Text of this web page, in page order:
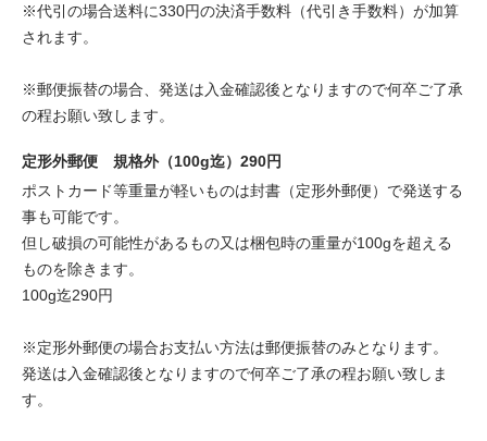
※代引の場合送料に330円の決済手数料（代引き手数料）が加算
されます。
※郵便振替の場合、発送は入金確認後となりますので何卒ご了承
の程お願い致します。
定形外郵便 規格外（100g迄）290円
ポストカード等重量が軽いものは封書（定形外郵便）で発送する
事も可能です。
但し破損の可能性があるもの又は梱包時の重量が100gを超える
ものを除きます。
100g迄290円
※定形外郵便の場合お支払い方法は郵便振替のみとなります。
発送は入金確認後となりますので何卒ご了承の程お願い致しま
す。